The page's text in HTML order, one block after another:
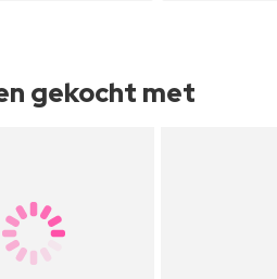
gekocht met